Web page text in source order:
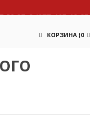
59-37, 8 (977) 107-12-87
КОРЗИНА (0